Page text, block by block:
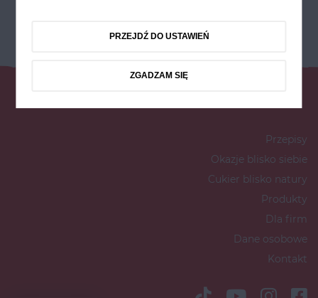
Przepisy
Okazje blisko siebie
Cukier blisko natury
Produkty
Dla firm
Dane osobowe
Kontakt
PRZEJDŹ DO USTAWIEŃ
ZGADZAM SIĘ